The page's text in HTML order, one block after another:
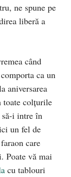
ne spune pe
liberă a
când
ca un
aniversarea
toate colţurile
i intre în
un fel de
care
Poate vă mai
cu tablouri